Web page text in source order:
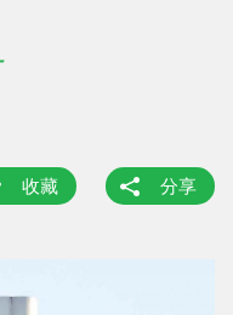
收藏 分享